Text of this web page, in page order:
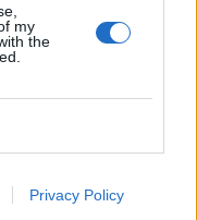
my
the
Privacy Policy